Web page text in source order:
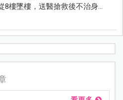
8樓墜樓，送醫搶救後不治身